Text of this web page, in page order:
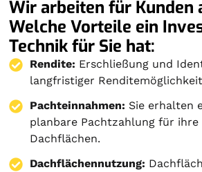
Wir arbeiten für Kunden
Welche Vorteile ein
Technik für Sie hat:
Rendite: Erschließung und
langfristiger
Pachteinnahmen: Sie erhalten
planbare Pachtzahlung für
Dachflächen.
Dachflächennutzung: